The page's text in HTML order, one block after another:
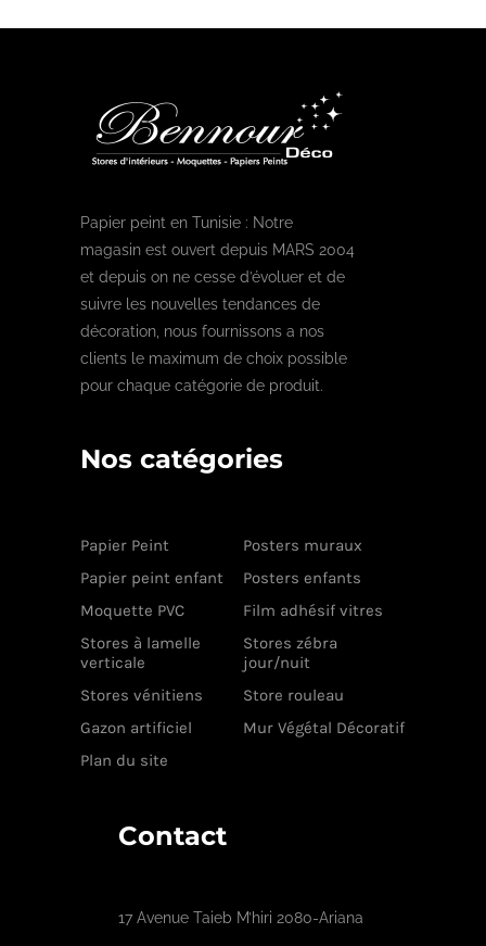
Papier peint en Tunisie : Notre
magasin est ouvert depuis MARS 2004
et depuis on ne cesse d’évoluer et de
suivre les nouvelles tendances de
décoration, nous fournissons a nos
clients le maximum de choix possible
pour chaque catégorie de produit.
Nos catégories
Papier Peint
Posters muraux
Papier peint enfant
Posters enfants
Moquette PVC
Film adhésif vitres
Stores à lamelle
verticale
Stores zébra
jour/nuit
Stores vénitiens
Store rouleau
Gazon artificiel
Mur Végétal Décoratif
Plan du site
Contact
17 Avenue Taieb M’hiri 2080-Ariana